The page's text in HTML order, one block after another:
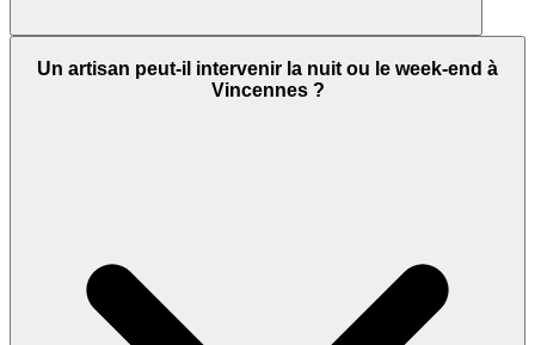
Un artisan peut-il intervenir la nuit ou le week-end à
Vincennes ?